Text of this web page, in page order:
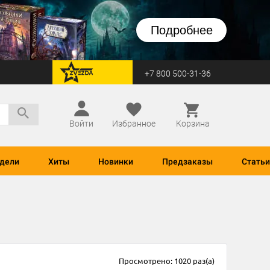
Подробнее
перейти на Zvezda +7 800 500-31-36
Войти Избранное Корзина
Хиты Новинки Предзаказы Статьи
Просмотрено: 1020 раз(а)